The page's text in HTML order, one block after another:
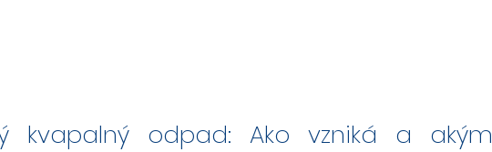
kvapalný odpad: Ako vzniká a akým